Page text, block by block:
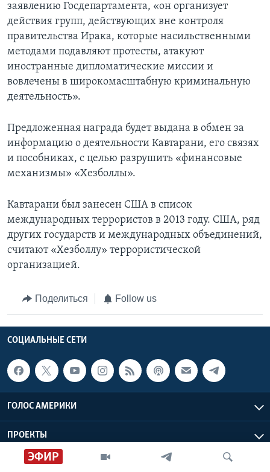
ЭФИР
заявлению Госдепартамента, «он организует
действия групп, действующих вне контроля
правительства Ирака, которые насильственными
методами подавляют протесты, атакуют
иностранные дипломатические миссии и
вовлечены в широкомасштабную криминальную
деятельность».
Предложенная награда будет выдана в обмен за
информацию о деятельности Кавтарани, его связях
и пособниках, с целью разрушить «финансовые
механизмы» «Хезболлы».
Кавтарани был занесен США в список
международных террористов в 2013 году. США, ряд
других государств и международных объединений,
считают «Хезболлу» террористической
организацией.
Поделиться Follow us
СОЦИАЛЬНЫЕ СЕТИ
ГОЛОС АМЕРИКИ
ПРОЕКТЫ